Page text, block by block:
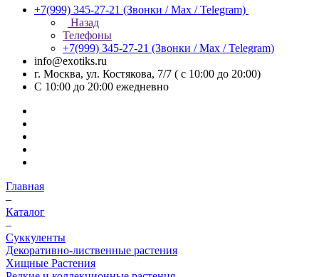
+7(999) 345-27-21 (Звонки / Max / Telegram)
Назад
Телефоны
+7(999) 345-27-21 (Звонки / Max / Telegram)
info@exotiks.ru
г. Москва, ул. Костякова, 7/7 ( с 10:00 до 20:00)
С 10:00 до 20:00 ежедневно
Главная
–
Каталог
–
Суккуленты
Декоративно-лиственные растения
Хищные Растения